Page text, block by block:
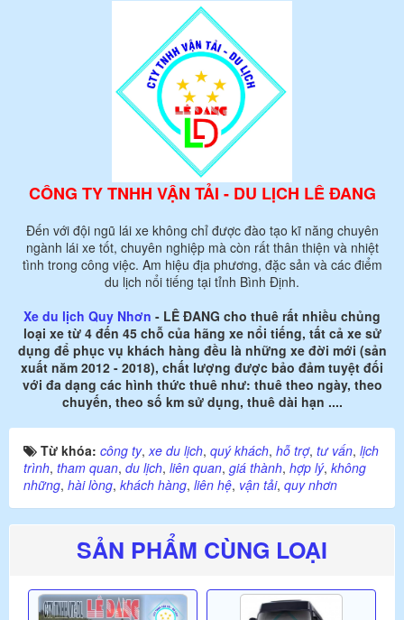
CÔNG TY TNHH VẬN TẢI - DU LỊCH LÊ ĐANG
Đến với đội ngũ lái xe không chỉ được đào tạo kĩ năng chuyên
ngành lái xe tốt, chuyên nghiệp mà còn rất thân thiện và nhiệt
tình trong công việc. Am hiệu địa phương, đặc sản và các điểm
du lịch nổi tiếng tại tỉnh Bình Định.
Xe du lịch Quy Nhơn - LÊ ĐANG cho thuê rất nhiều chủng
loại xe từ 4 đến 45 chỗ của hãng xe nổi tiếng, tất cả xe sử
dụng để phục vụ khách hàng đều là những xe đời mới (sản
xuất năm 2012 - 2018), chất lượng được bảo đảm tuyệt đối
với đa dạng các hình thức thuê như: thuê theo ngày, theo
chuyến, theo số km sử dụng, thuê dài hạn ....
Từ khóa: công ty,xe du lịch, quý khách, hỗ trợ, tư vấn, lịch
trình, tham quan, du lịch, liên quan, giá thành, hợp lý, không
những, hài lòng, khách hàng, liên hệ, vận tải, quy nhơn
SẢN PHẨM CÙNG LOẠI